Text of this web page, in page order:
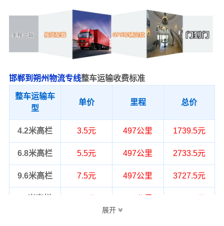
邯郸到朔州物流专线整车运输收费标准
整车运输车
型
单价 里程 总价
4.2米高栏 3.5元 497公里 1739.5元
6.8米高栏 5.5元 497公里 2733.5元
9.6米高栏 7.5元 497公里 3727.5元
展开